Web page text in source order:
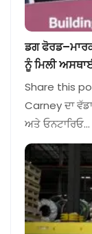
ਡਗ
ਨੂੰ ਮਿਲੀ
Share this
Carney ਦਾ
ਅਤੇ ਓਨਟਾਰਿਓ…